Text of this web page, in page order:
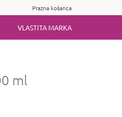
Košarica
Prazna košarica
VLASTITA MARKA
ml